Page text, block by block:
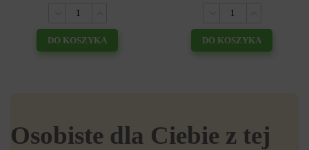
DO KOSZYKA DO KOSZYKA
Osobiste dla Ciebie z tej